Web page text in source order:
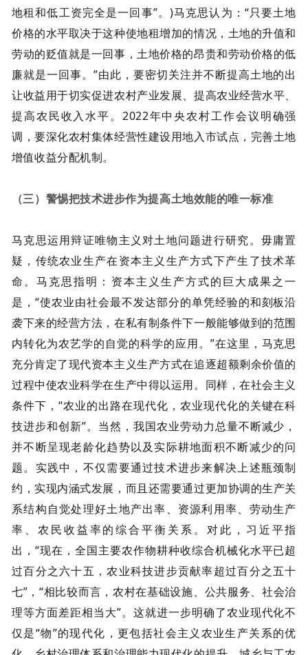
地租和低工资完全是一回事”。)马克思认为：“只要土地
价格的水平取决于这种使地租增加的情况，土地的升值和
劳动的贬值就是一回事，土地价格的昂贵和劳动价格的低
廉就是一回事。”由此，要密切关注并不断提高土地的出
让收益用于切实促进农村产业发展、提高农业经营水平、
提高农民收入水平。2022年中央农村工作会议明确强
调，要深化农村集体经营性建设用地入市试点，完善土地
增值收益分配机制。
（三）警惕把技术进步作为提高土地效能的唯一标准
马克思运用辩证唯物主义对土地问题进行研究。毋庸置
疑，传统农业生产在资本主义生产方式下产生了技术革
命。马克思指明：资本主义生产方式的巨大成果之一
是，“使农业由社会最不发达部分的单凭经验的和刻板沿
袭下来的经营方法，在私有制条件下一般能够做到的范围
内转化为农艺学的自觉的科学的应用。”在这里，马克思
充分肯定了现代资本主义生产方式在追逐超额剩余价值的
过程中使农业科学在生产中得以运用。同样，在社会主义
条件下，“农业的出路在现代化，农业现代化的关键在科
技进步和创新”。当然，我国农业劳动力总量不断减少，
并不断呈现老龄化趋势以及实际耕地面积不断减少的问
题。实践中，不仅需要通过技术进步来解决上述瓶颈制
约，实现内涵式发展，而且还需要通过更加协调的生产关
系结构自觉处理好土地产出率、资源利用率、劳动生产
率、农民收益率的综合平衡关系。对此，习近平指
出，“现在，全国主要农作物耕种收综合机械化水平已超
过百分之六十五，农业科技进步贡献率超过百分之五十
七”，“相比较而言，农村在基础设施、公共服务、社会治
理等方面差距相当大”。这就进一步明确了农业现代化不
仅是“物”的现代化，更包括社会主义农业生产关系的优